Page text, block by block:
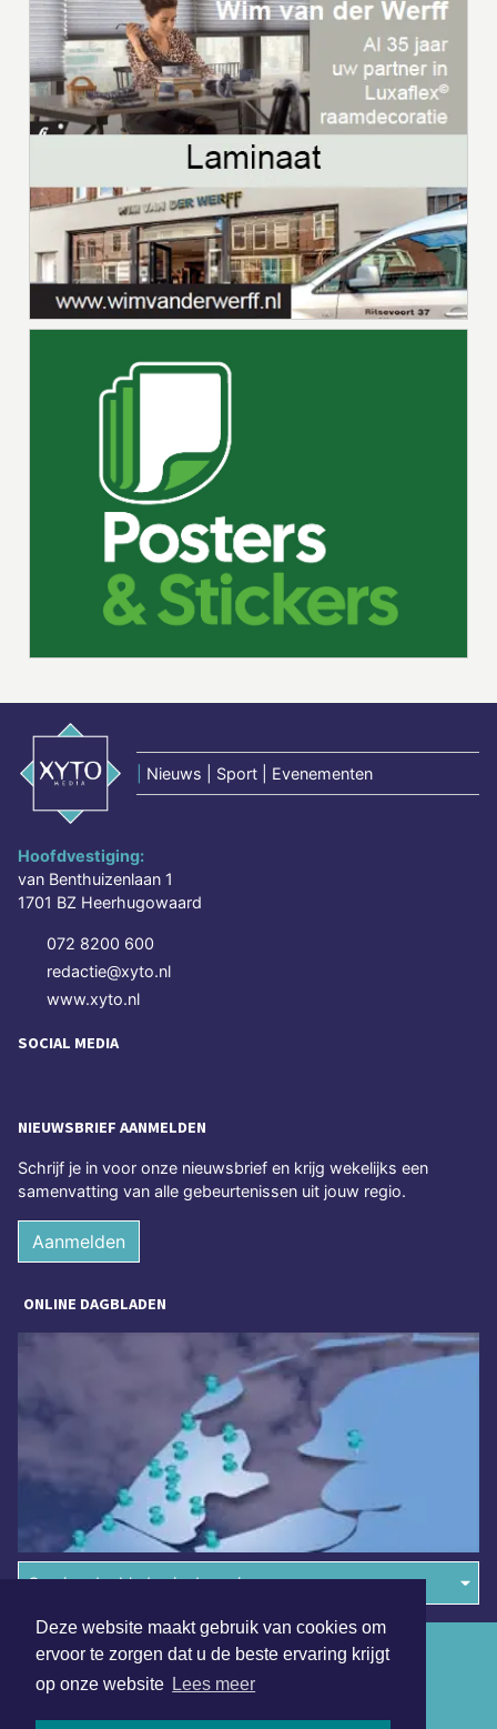
Deze website maakt gebruik van cookies om
ervoor te zorgen dat u de beste ervaring krijgt
op onze website Lees meer
Nieuws | Sport | Evenementen
Hoofdvestiging:
van Benthuizenlaan 1
1701 BZ Heerhugowaard
072 8200 600
redactie@xyto.nl
www.xyto.nl
SOCIAL MEDIA
NIEUWSBRIEF AANMELDEN
Schrijf je in voor onze nieuwsbrief en krijg wekelijks een
samenvatting van alle gebeurtenissen uit jouw regio.
Aanmelden
ONLINE DAGBLADEN
Overige dagbladen in de regio
Algemene voorwaarden
Disclaimer